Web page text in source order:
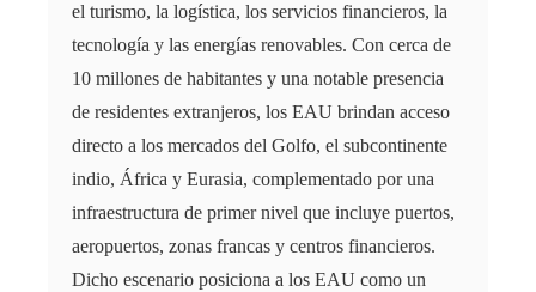
el turismo, la logística, los servicios financieros, la
tecnología y las energías renovables. Con cerca de
10 millones de habitantes y una notable presencia
de residentes extranjeros, los EAU brindan acceso
directo a los mercados del Golfo, el subcontinente
indio, África y Eurasia, complementado por una
infraestructura de primer nivel que incluye puertos,
aeropuertos, zonas francas y centros financieros.
Dicho escenario posiciona a los EAU como un